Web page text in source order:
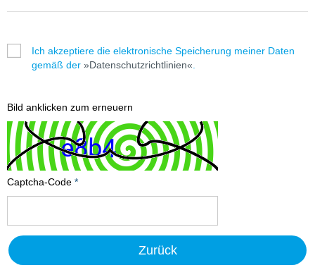
Ich akzeptiere die elektronische Speicherung meiner Daten
gemäß der
Datenschutzrichtlinien .
Bild anklicken zum erneuern
Captcha-Code *
Zurück